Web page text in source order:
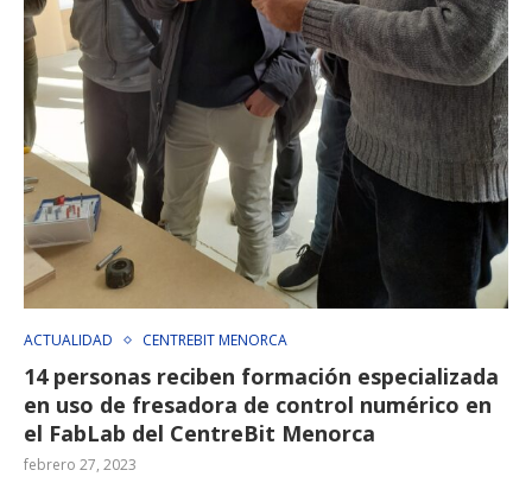
ACTUALIDAD CENTREBIT MENORCA
14 personas reciben formación especializada
en uso de fresadora de control numérico en
el FabLab del CentreBit Menorca
febrero 27, 2023